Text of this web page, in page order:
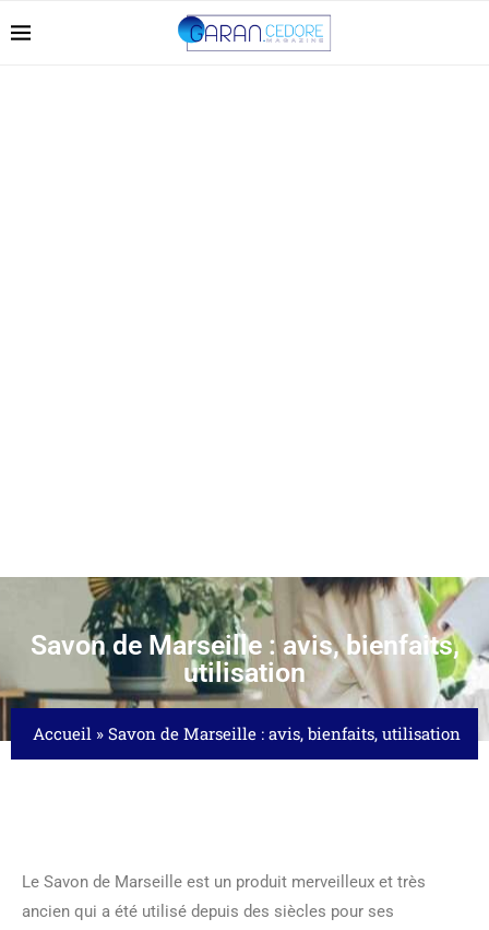
Savon de Marseille : avis, bienfaits,
utilisation
Accueil » Savon de Marseille : avis, bienfaits, utilisation
Le Savon de Marseille est un produit merveilleux et très
ancien qui a été utilisé depuis des siècles pour ses